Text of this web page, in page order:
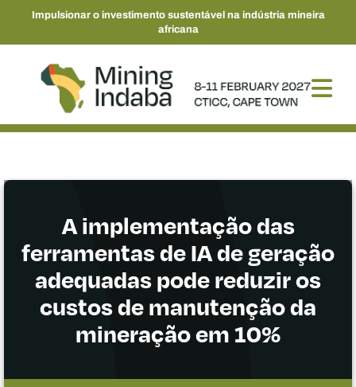
Impulsionar o investimento sustentável na indústria mineira
africana
A implementação das
ferramentas de IA de geração
adequadas pode reduzir os
custos de manutenção da
mineração em 10%